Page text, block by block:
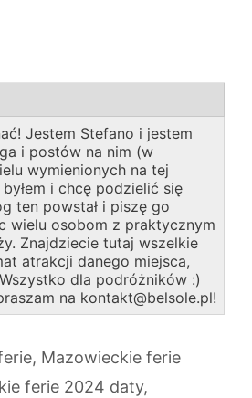
Jestem Stefano i jestem
i postów na nim (w
wymienionych na tej
i chcę podzielić się
ten powstał i piszę go
wielu osobom z praktycznym
Znajdziecie tutaj wszelkie
atrakcji danego miejsca,
dla podróżników :)
na kontakt@belsole.pl!
, Mazowieckie ferie
ferie 2024 daty,